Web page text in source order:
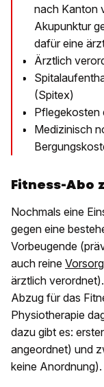
nach Kanton
Akupunktur
dafür eine
Ärztlich
(Spitex)
Pflegekosten
Medizinisch
Fitness-Abo
Nochmals eine
gegen eine
Vorbeugende
auch reine
ärztlich
Abzug für das
Physiotherapie
dazu gibt es:
angeordnet) und
keine